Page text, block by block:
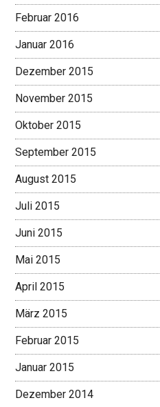
Februar 2016
Januar 2016
Dezember 2015
November 2015
Oktober 2015
September 2015
August 2015
Juli 2015
Juni 2015
Mai 2015
April 2015
März 2015
Februar 2015
Januar 2015
Dezember 2014